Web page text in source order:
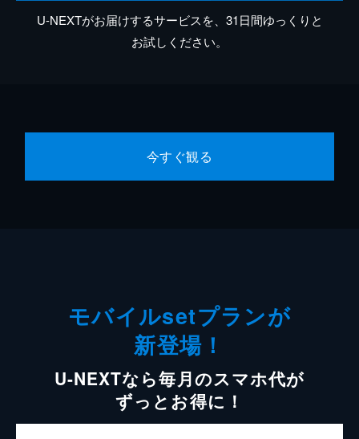
U-NEXTがお届けするサービスを、31日間ゆっくりと
お試しください。
今すぐ観る
モバイルsetプランが
新登場！
U-NEXTなら毎月のスマホ代が
ずっとお得に！